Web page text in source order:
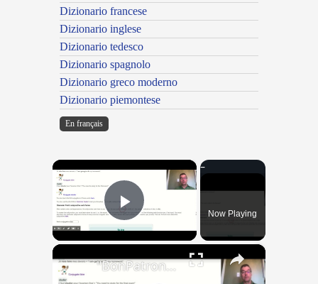
Dizionario francese
Dizionario inglese
Dizionario tedesco
Dizionario spagnolo
Dizionario greco moderno
Dizionario piemontese
En français
×
Play VideoNow Playing
×
"BonPatron" Vocabulary Guide: School